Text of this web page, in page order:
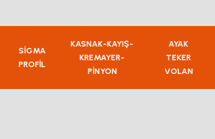
SİGMA
PROFİL
KASNAK-KAYIŞ-
KREMAYER-
PİNYON
AYAK
TEKER
VOLAN